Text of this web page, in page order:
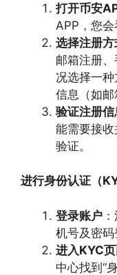
打开币安
APP，您会
选择注册方
邮箱注册
况选择一
信息（如邮
验证注册信
能需要接
验证。
进行身份认证（
登录账户
机号及密码
进入KYC
中心找到“